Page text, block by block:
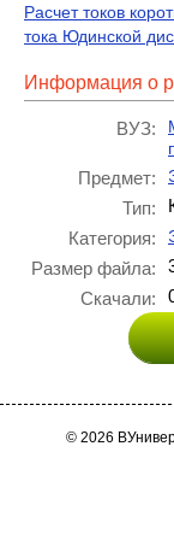
Расчет токов
тока Юдинской
Информация о
ВУЗ:
Предмет:
Тип:
Категория:
Размер файла:
Скачали:
© 2026